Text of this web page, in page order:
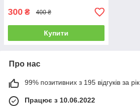
300 ₴ 400 ₴
Купити
Про нас
99% позитивних з 195 відгуків за рік
Працює з 10.06.2022